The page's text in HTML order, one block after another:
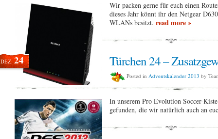
Wir packen gerne für euch einen
dieses Jahr könnt ihr den Netgear
WLANs besitzt. read more »
DEZ.24 Türchen 24 –
Posted in Adventskalender 2013 by
In unserem Pro Evolution Soccer-
gefunden, die wir natürlich auch an